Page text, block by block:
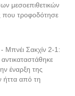
μεσοεπιθετικών
που τροφοδότησε
Μπνέι Σακχίν 2-1:
έναρξη της
ήττα από τη